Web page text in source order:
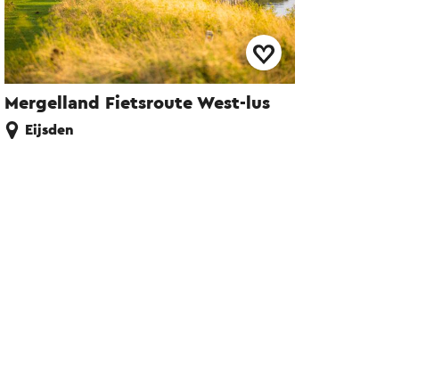
Mergelland Fietsroute West-lus
Eijsden